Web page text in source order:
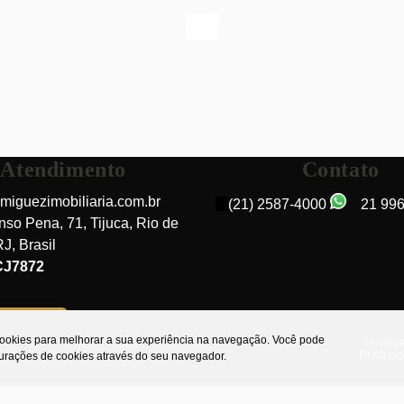
para melhorar a sua experiência na navegação. Você pode
de cookies através do seu navegador.
Atendimento
Pena, 71, Tijuca, Rio de
, Brasil
Contato
(21) 2587-4000 21